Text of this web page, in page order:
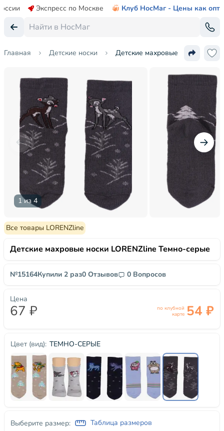
Экспресс по Москве Клуб НосМаг - Цены как опт
Главная Детские носки Детские махровые носки
1 из 4
Все товары LORENZline
Детские махровые носки LORENZline Темно-серые
№15164Купили 2 раз0 Отзывов 0 Вопросов
Цвет (вид): ТЕМНО-СЕРЫЕ
Выберите размер: Таблица размеров
Цена
67 ₽
по клубной
карте 54 ₽